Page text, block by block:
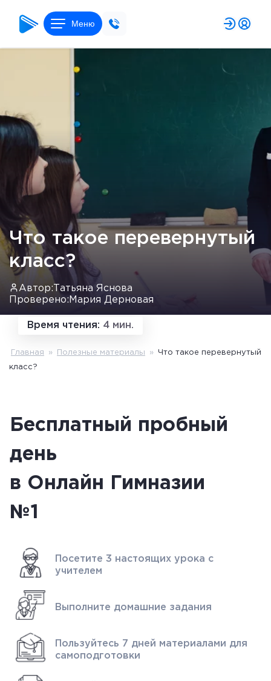
Меню
Что такое перевернутый
класс?
Автор: Татьяна Яснова
Проверено: Мария Дерновая
Время чтения: 4 мин.
Главная » Полезные материалы » Что такое перевернутый
класс?
Бесплатный пробный
день
в Онлайн Гимназии
№1
Посетите 3 настоящих урока с
учителем
Выполните домашние задания
Пользуйтесь 7 дней материалами для
самоподготовки